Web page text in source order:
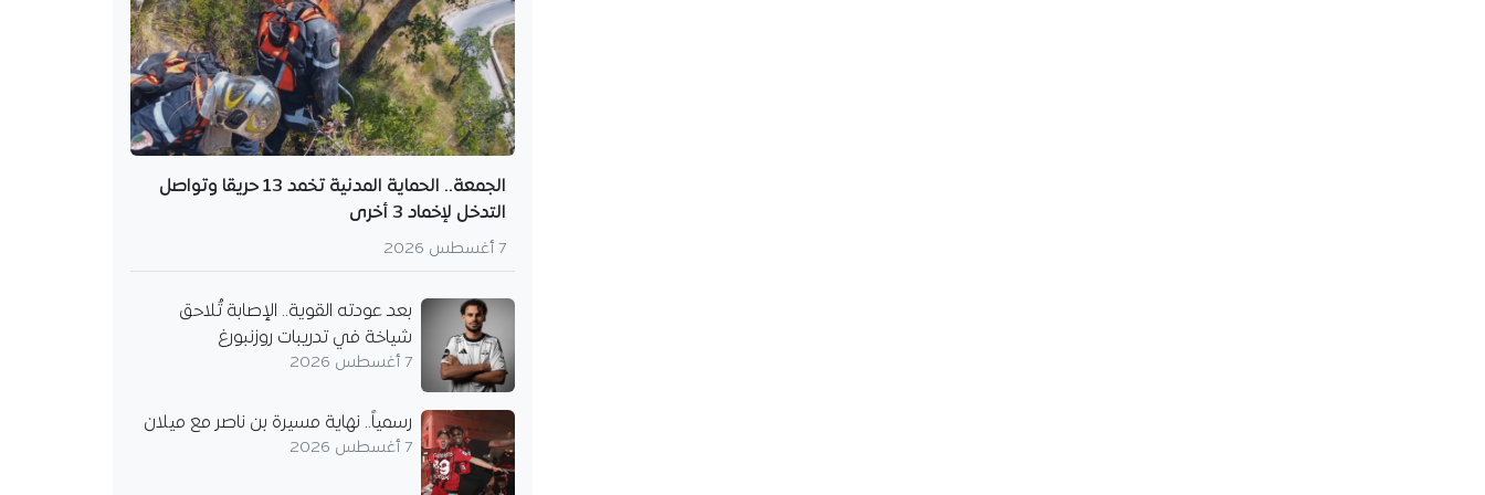
الجمعة.. الحماية المدنية تخمد 13 حريقا وتواصل
التدخل لإخماد 3 أخرى
7 أغسطس 2026
بعد عودته القوية.. الإصابة تُلاحق
شياخة في تدريبات روزنبورغ
7 أغسطس 2026
رسمياً.. نهاية مسيرة بن ناصر مع ميلان
7 أغسطس 2026